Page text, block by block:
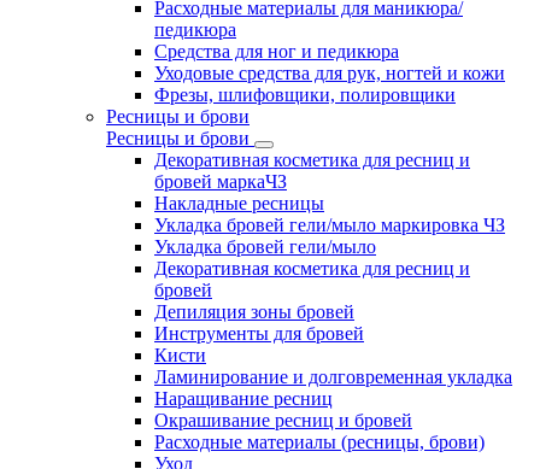
Расходные материалы для маникюра/
педикюра
Средства для ног и педикюра
Уходовые средства для рук, ногтей и кожи
Фрезы, шлифовщики, полировщики
Ресницы и брови
Ресницы и брови
Декоративная косметика для ресниц и
бровей маркаЧЗ
Накладные ресницы
Укладка бровей гели/мыло маркировка ЧЗ
Укладка бровей гели/мыло
Декоративная косметика для ресниц и
бровей
Депиляция зоны бровей
Инструменты для бровей
Кисти
Ламинирование и долговременная укладка
Наращивание ресниц
Окрашивание ресниц и бровей
Расходные материалы (ресницы, брови)
Уход